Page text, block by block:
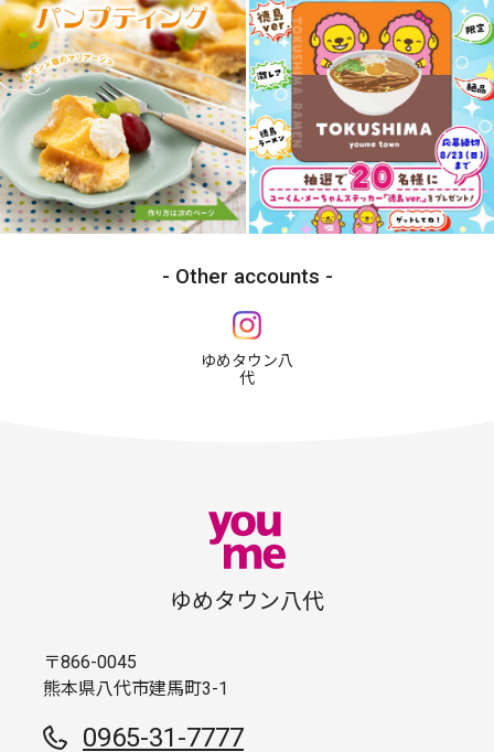
Other accounts
ゆめタウン八
代
ゆめタウン八代
〒866-0045
熊本県八代市建馬町3-1
0965-31-7777